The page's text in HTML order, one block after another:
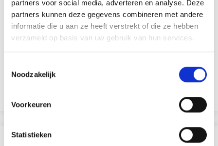
partners voor social media, adverteren en analyse. Deze
partners kunnen deze gegevens combineren met andere
informatie die u aan ze heeft verstrekt of die ze hebben
verzameld op basis van uw gebruik van hun services.
Noodzakelijk
Voorkeuren
Statistieken
PENNENHOUDER 9,5X7,5 CM
EUR 1.60EUR 2.30
ANDEREN KOCHTEN OOK